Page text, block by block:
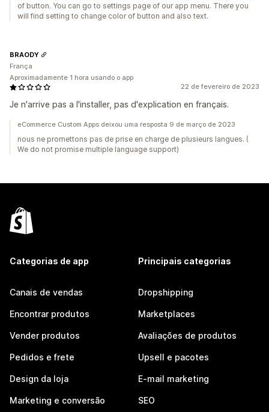
of button. You can go to settings page of our app menu. There you
will find setting to change color of button and also text.
22 de fevereiro de 2023
Je n'arrive pas a l'installer, pas d'explication en français.
BRAODY
França
Aproximadamente 1 hora usando o app
eCommerce Custom Apps deixou uma resposta 9 de março de 2023
nous ne promettons pas de prise en charge de plusieurs langues. (
We do not promise multiple language support)
Categorias de app
Canais de vendas
Encontrar produtos
Vender produtos
Pedidos e frete
Design da loja
Marketing e conversão
Principais categorias
Dropshipping
Marketplaces
Avaliações de produtos
Upsell e pacotes
E-mail marketing
SEO